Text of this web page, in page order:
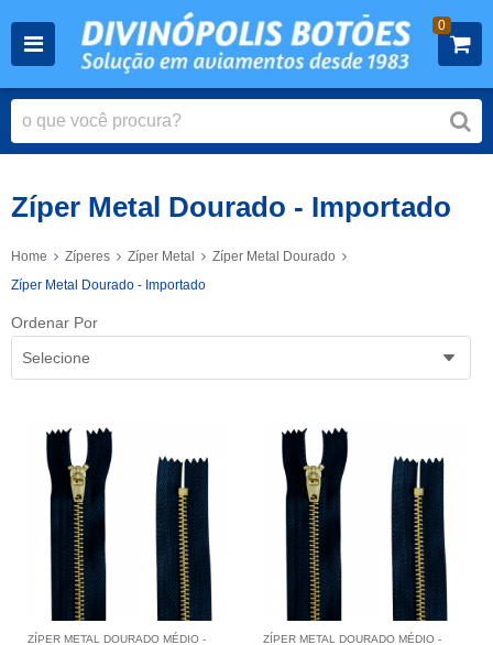
0
Zíper Metal Dourado - Importado
Home Zíperes Zíper Metal
Zíper Metal Dourado
Zíper Metal Dourado - Importado
Ordenar Por
Selecione
ZÍPER METAL DOURADO MÉDIO -
ZÍPER METAL DOURADO MÉDIO -